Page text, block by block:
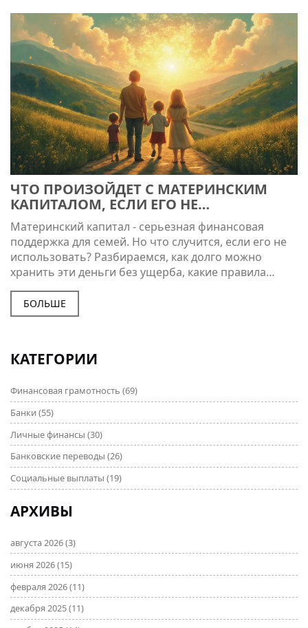
ЧТО ПРОИЗОЙДЕТ С МАТЕРИНСКИМ
КАПИТАЛОМ, ЕСЛИ ЕГО НЕ
ИСПОЛЬЗОВАТЬ
Материнский капитал - серьезная финансовая
поддержка для семей. Но что случится, если его не
использовать? Разбираемся, как долго можно
хранить эти деньги без ущерба, какие правила
действуют после введения нового
законодательства, и есть ли какие-либо
неочевидные возможности для его использования в
БОЛЬШЕ
КАТЕГОРИИ
Финансовая грамотность (69)
Банки (55)
Личные финансы (30)
Банковские переводы (26)
Социальные выплаты (19)
АРХИВЫ
августа 2026(3)
июня 2026(15)
февраля 2026(11)
декабря 2025(11)